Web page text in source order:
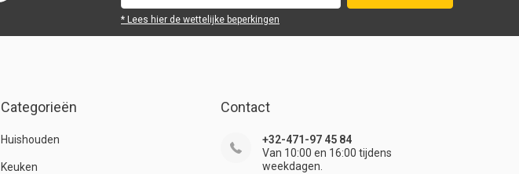
* Lees hier de wettelijke beperkingen
Categorieën
Huishouden
Keuken
Contact
+32-471-97 45 84
Van 10:00 en 16:00 tijdens
weekdagen.